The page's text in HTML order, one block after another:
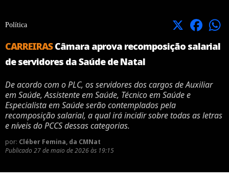
Política X Facebook
CARREIRASCâmara aprova recomposição salarial
de servidores da Saúde de Natal
De acordo com o PLC, os servidores dos cargos de Auxiliar
em Saúde, Assistente em Saúde, Técnico em Saúde e
Especialista em Saúde serão contemplados pela
recomposição salarial, a qual irá incidir sobre todas as letras
e níveis do PCCS dessas categorias.
por: Cléber Femina, da CMNat
Publicado 27 de maio de 2026 às 19:15